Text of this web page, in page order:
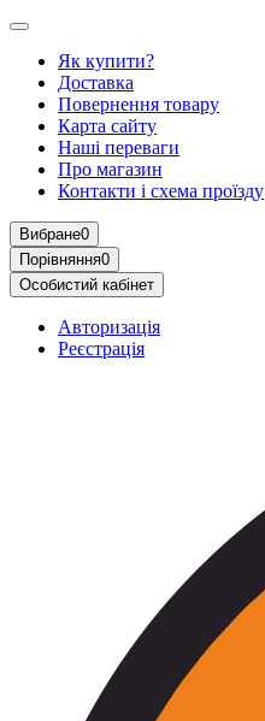
Як купити?
Доставка
Повернення товару
Карта сайту
Наші переваги
Про магазин
Контакти і схема проїзду
Вибране0
Порівняння0
Особистий кабінет
Авторизація
Реєстрація